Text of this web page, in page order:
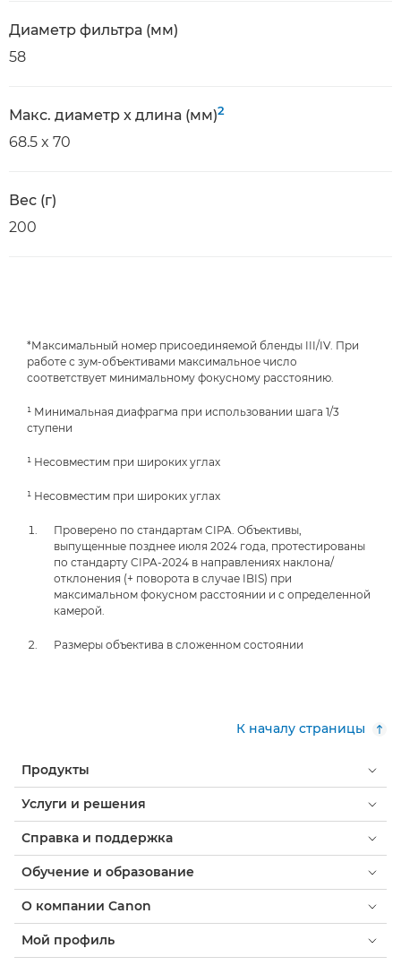
Диаметр фильтра (мм)
58
Макс. диаметр x длина (мм)2
68.5 x 70
Вес (г)
200
*Максимальный номер присоединяемой бленды III/IV. При
работе с зум-объективами максимальное число
соответствует минимальному фокусному расстоянию.
¹ Минимальная диафрагма при использовании шага 1/3
ступени
¹ Несовместим при широких углах
¹ Несовместим при широких углах
Проверено по стандартам CIPA. Объективы,
выпущенные позднее июля 2024 года, протестированы
по стандарту CIPA-2024 в направлениях наклона/
отклонения (+ поворота в случае IBIS) при
максимальном фокусном расстоянии и с определенной
камерой.
Размеры объектива в сложенном состоянии
К началу страницы
Продукты
Услуги и решения
Справка и поддержка
Обучение и образование
О компании Canon
Мой профиль